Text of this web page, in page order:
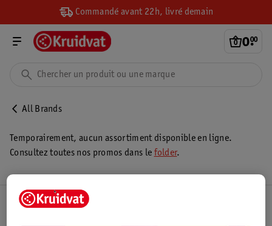
Commandé avant 22h, livré demain
0.
00
All Brands
Temporairement, aucun assortiment disponible en ligne.
Consultez toutes nos promos dans le folder.